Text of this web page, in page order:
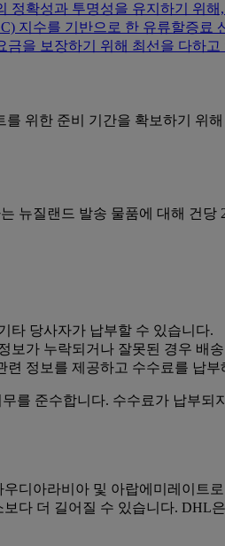
정확성과 투명성을 유지하기 위
지수를 기반으로 한 유류할증
을 보장하기 위해 최선을 다하고
위한 준비 기간을 확보하기 위
뉴질랜드 발송 물품에 대해 건
타 당사자가 납부할 수 있습니다.
보가 누락되거나 잘못된 경우 배
정보를 제공하고 수수료를 납부
를 준수합니다. 수수료가 납부되
디아라비아 및 아랍에미레이트
다 더 길어질 수 있습니다.